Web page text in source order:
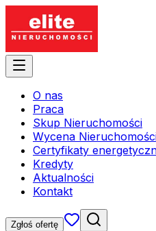
O nas
Praca
Skup Nieruchomości
Wycena
Certyfikaty
Kredyty
Aktualności
Kontakt
Zgłoś ofertę